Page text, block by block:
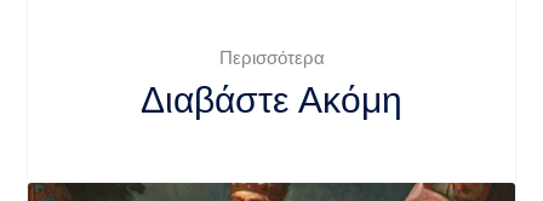
Περισσότερα
Διαβάστε Ακόμη